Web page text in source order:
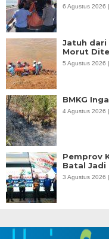
6 Agustus 2026
Jatuh dari
Morut
5 Agustus 2026
BMKG
4 Agustus 2026
Pemprov
Batal Jadi
3 Agustus 2026